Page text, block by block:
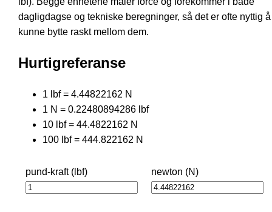
dagligdagse og tekniske beregninger, så det er ofte nyttig å
kunne bytte raskt mellom dem.
Hurtigreferanse
1 lbf = 4.44822162 N
1 N = 0.22480894286 lbf
10 lbf = 44.4822162 N
100 lbf = 444.822162 N
pund-kraft (lbf) newton (N)